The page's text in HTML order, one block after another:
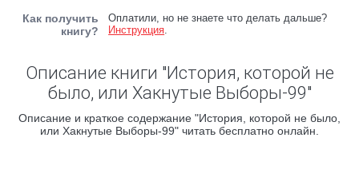
Как получить
книгу?
Оплатили, но не знаете что делать дальше?
Инструкция.
Описание книги "Истоpия, котоpой не
было, или Хакнутые Выбоpы-99"
Описание и краткое содержание "Истоpия, котоpой не было,
или Хакнутые Выбоpы-99" читать бесплатно онлайн.